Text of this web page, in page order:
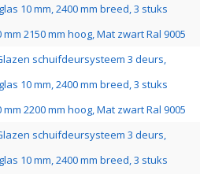
10 mm, 2400 mm breed, 3 stuks
2150 mm hoog, Mat zwart Ral 9005
schuifdeursysteem 3 deurs,
10 mm, 2400 mm breed, 3 stuks
2200 mm hoog, Mat zwart Ral 9005
schuifdeursysteem 3 deurs,
10 mm, 2400 mm breed, 3 stuks